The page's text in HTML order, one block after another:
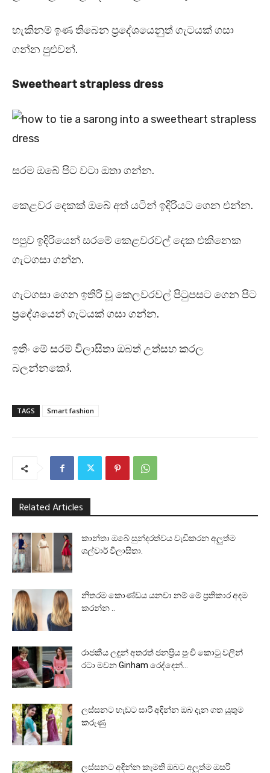
හැකිනම් ඉණ තිබෙන ප්‍රදේශයෙනුත් ගැටයක් ගසා
ගන්න පුළුවන්.
Sweetheart strapless dress
සරම ඔබේ පිට වටා ඔතා ගන්න.
කෙළවර දෙකක් ඔබේ අත් යටින් ඉදිරියට ගෙන එන්න.
පපුව ඉදිරියෙන් සරමේ කෙළවරවල් දෙක එකිනෙක
ගැටගසා ගන්න.
ගැටගසා ගෙන ඉතිරි වූ කෙලවරවල් පිටුපසට ගෙන පිට
ප්‍රදේශයෙන් ගැටයක් ගසා ගන්න.
ඉතිං මේ සරම් විලාසිතා ඔබත් උත්සහ කරල
බලන්නකෝ.
TAGS Smart fashion
Related Articles
කාන්තා ඔබේ සුන්දරත්වය වැඩිකරන අලුත්ම
ශල්වාර් විලාසිතා.
නිතරම කොණ්ඩය යනවා නම් මේ ප්‍රතිකාර අදම
කරන්න ..
රාජකීය ලඳුන් අතරත් ජනප්‍රිය පුංචි කොටු වලින්
රටා මවන Ginham රෙද්දෙන්...
ලස්සනට හැඩට සාරි අඳින්න ඔබ දැන ගත යුතුම
කරුණු
ලස්සනට අඳින්න කැමති ඔබට අලුත්ම ඔසරි